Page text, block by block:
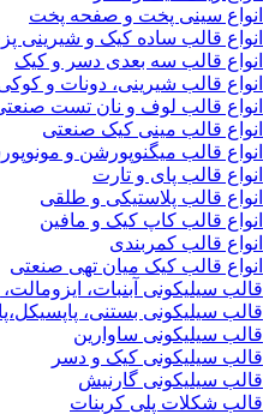
انواع سینی پخت و صفحه پخت
انواع قالب ساده کیک و شیرینی‌
انواع قالب سه بعدی دسر و کیک
انواع قالب شیرینی، دونات و
انواع قالب لوف و نان تست
انواع قالب مینی کیک صنعتی
انواع قالب میگنوپورشن و
انواع قالب پای و تارت
انواع قالب پلاستیکی و طلقی
انواع قالب کاپ کیک و مافین
انواع قالب کمربندی
انواع قالب کیک میان تهی صنعتی
قالب سیلیکونی آبنبات،
قالب سیلیکونی بستنی،
قالب سیلیکونی ساوارین
قالب سیلیکونی کیک و دسر
قالب سیلیکونی گارنیش
قالب شکلات پلی کربنات